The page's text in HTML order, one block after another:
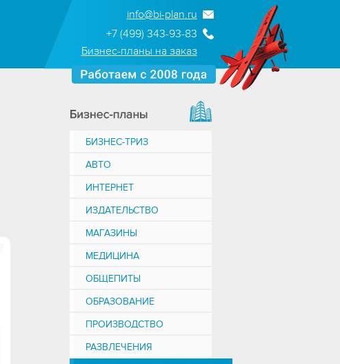
info@bi-plan.ru
+7 (499) 343-93-83
Бизнес-планы на заказ
БИЗНЕС-ТРИЗ
АВТО
ИНТЕРНЕТ
ИЗДАТЕЛЬСТВО
МАГАЗИНЫ
МЕДИЦИНА
ОБЩЕПИТЫ
ОБРАЗОВАНИЕ
ПРОИЗВОДСТВО
РАЗВЛЕЧЕНИЯ